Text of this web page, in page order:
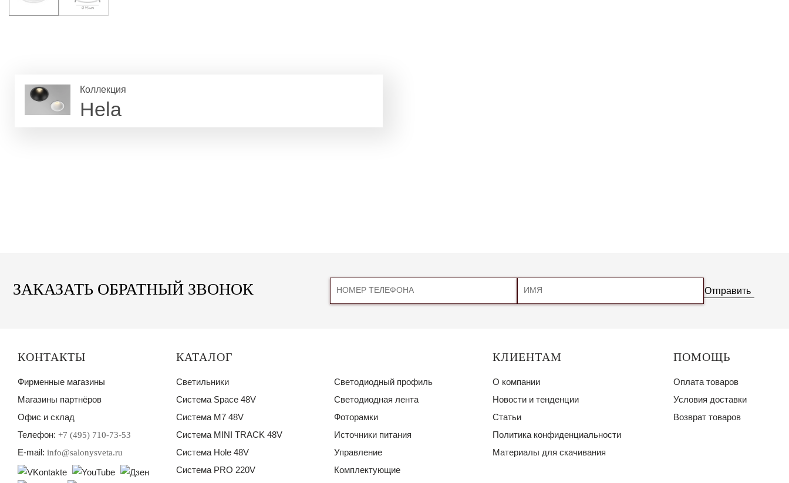
Коллекция
Hela
ЗАКАЗАТЬ ОБРАТНЫЙ ЗВОНОК Отправить
КАТАЛОГ
Светильники
Система Space 48V
Система M7 48V
Система MINI TRACK 48V
Система Hole 48V
Система PRO 220V
Светодиодный профиль
Светодиодная лента
Фоторамки
Источники питания
Управление
Комплектующие
КЛИЕНТАМ
О компании
Новости и тенденции
Статьи
Политика конфиденциальности
Материалы для скачивания
ПОМОЩЬ
Оплата товаров
Условия доставки
Возврат товаров
КОНТАКТЫ
Фирменные магазины
Магазины партнёров
Офис и склад
Телефон: +7 (495) 710-73-53
E-mail: info@salonysveta.ru